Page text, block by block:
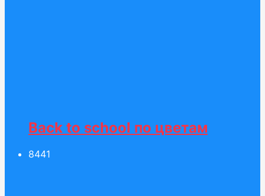
Back to school по цветам
8441